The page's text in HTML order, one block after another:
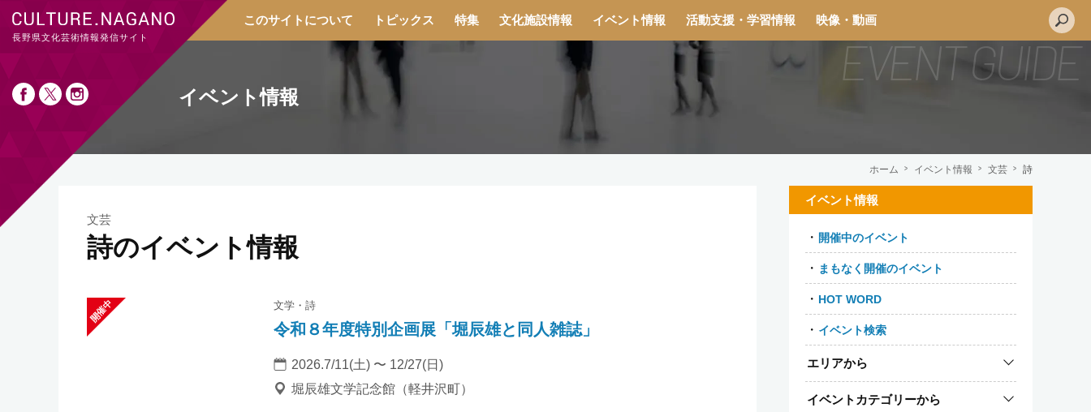
長野県文化芸術情報発信サイト
このサイトについて トピックス 特集 文化施設情報 イベント情報 活動支援・学習情報 映像・動画
イベント情報
ホーム イベント情報 文芸 詩
文芸
詩のイベント情報
文学 詩
令和８年度特別企画展「堀辰雄と同人雑誌」
2026.7/11(土) 〜 12/27(日)
堀辰雄文学記念館（軽井沢町）
イベント情報
開催中のイベント
まもなく開催のイベント
HOT WORD
イベント検索
エリアから
イベントカテゴリーから